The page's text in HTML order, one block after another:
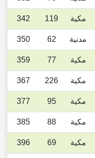
مكية 119
342
مدنية 62
350
مكية 77
359
مكية 226
367
مكية 95
377
مكية 88
385
مكية 69
396